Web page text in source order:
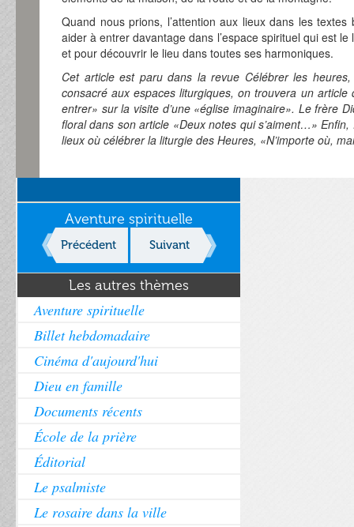
Quand nous prions, l’attention aux lieux dans les
aider à entrer davantage dans l’espace spirituel qui est
et pour découvrir le lieu dans toutes ses harmoniques.
Cet article est paru dans la revue Célébrer les
consacré aux espaces liturgiques, on trouvera un article
entrer» sur la visite d’une «église imaginaire». Le frère
floral dans son article «Deux notes qui s’aiment…»
lieux où célébrer la liturgie des Heures, «N’importe où,
Aventure spirituelle
Précédent Suivant
Les autres thèmes
Aventure spirituelle
Billet hebdomadaire
Cinéma d'aujourd'hui
Dieu en famille
Documents récents
École de la prière
Éditorial
Le psalmiste
Le rosaire dans la ville